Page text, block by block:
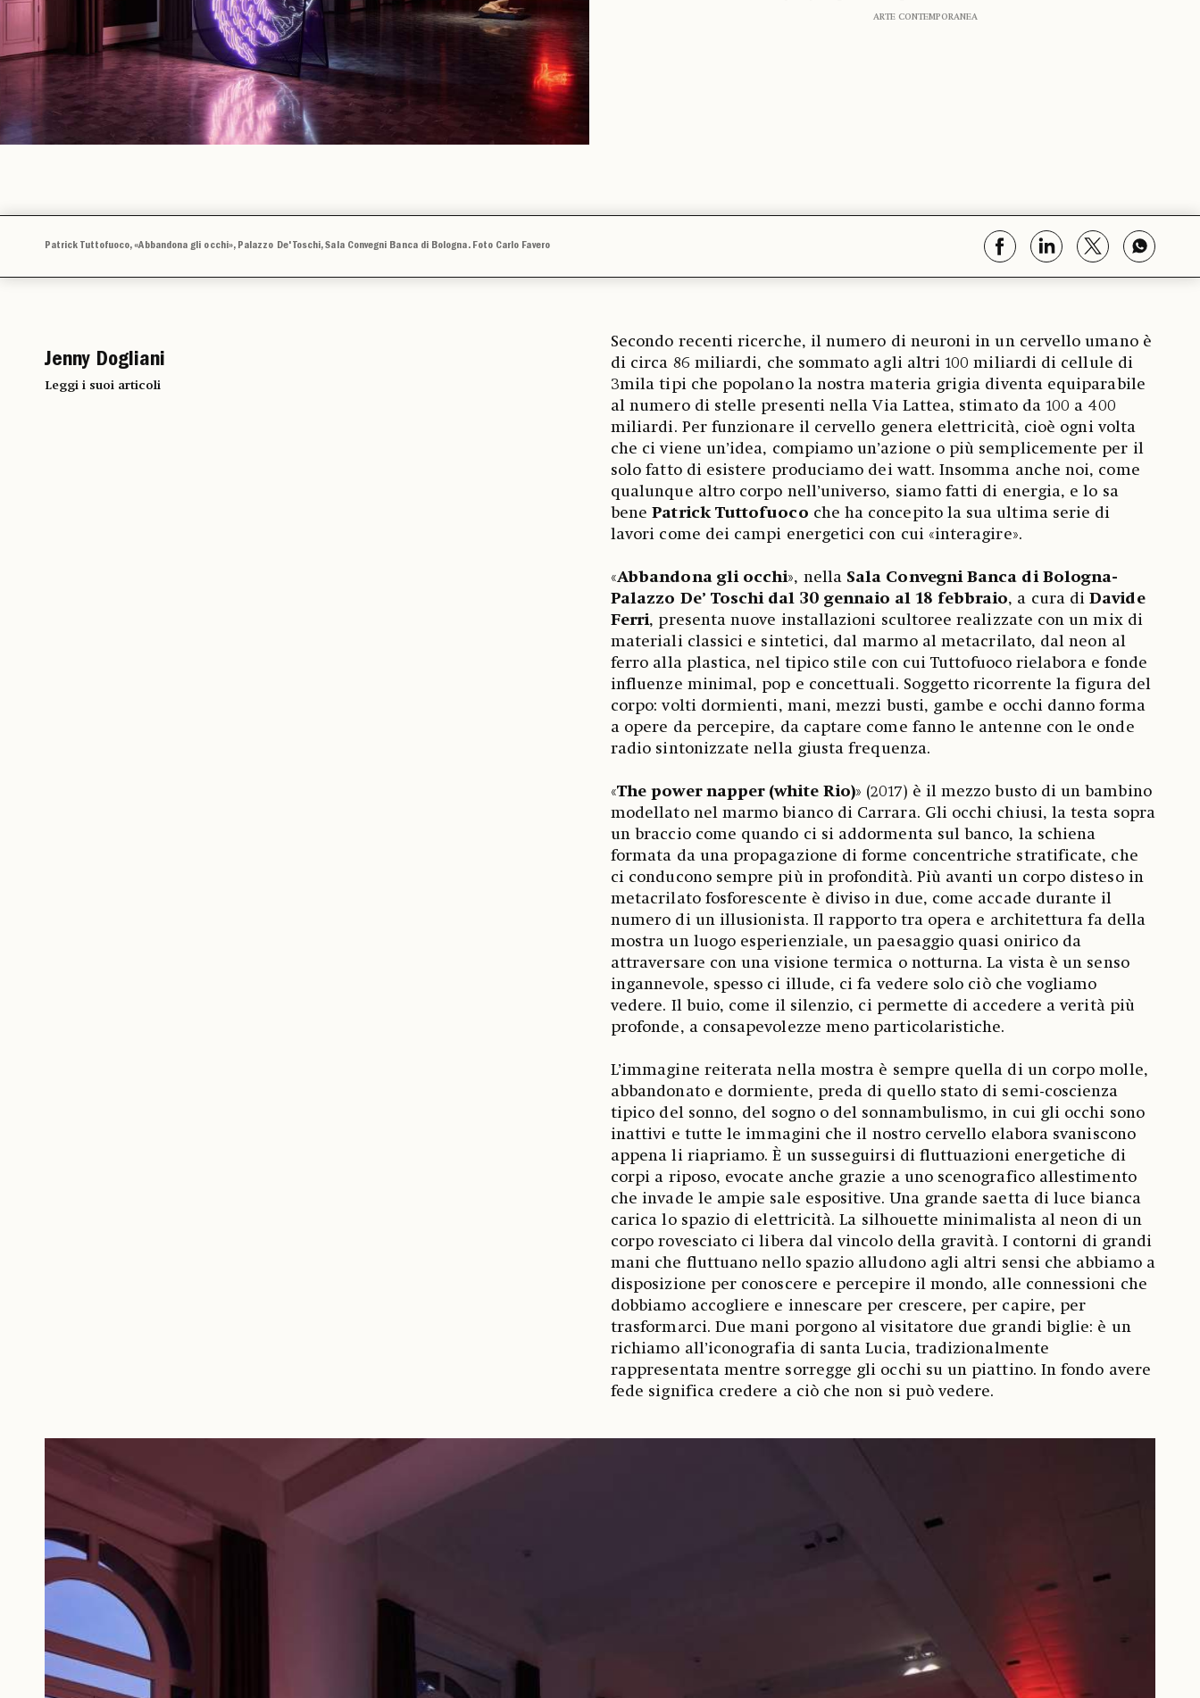
ARTE CONTEMPORANEA
Patrick Tuttofuoco, «Abbandona gli occhi», Palazzo De' Toschi, Sala Convegni Banca di Bologna. Foto Carlo Favero
Jenny Dogliani
Leggi i suoi articoli
Secondo recenti ricerche, il numero di neuroni in un cervello umano è
di circa 86 miliardi, che sommato agli altri 100 miliardi di cellule di
3mila tipi che popolano la nostra materia grigia diventa equiparabile
al numero di stelle presenti nella Via Lattea, stimato da 100 a 400
miliardi. Per funzionare il cervello genera elettricità, cioè ogni volta
che ci viene un’idea, compiamo un’azione o più semplicemente per il
solo fatto di esistere produciamo dei watt. Insomma anche noi, come
qualunque altro corpo nell’universo, siamo fatti di energia, e lo sa
benePatrick Tuttofuoco che ha concepito la sua ultima serie di
lavori come dei campi energetici con cui «interagire».
«Abbandona gli occhi», nella Sala Convegni Banca di Bologna-
Palazzo De’ Toschi dal 30 gennaio al 18 febbraio, a cura diDavide
Ferri, presenta nuove installazioni scultoree realizzate con un mix di
materiali classici e sintetici, dal marmo al metacrilato, dal neon al
ferro alla plastica, nel tipico stile con cui Tuttofuoco rielabora e fonde
influenze minimal, pop e concettuali. Soggetto ricorrente la figura del
corpo: volti dormienti, mani, mezzi busti, gambe e occhi danno forma
a opere da percepire, da captare come fanno le antenne con le onde
radio sintonizzate nella giusta frequenza.
«The power napper (white Rio)» (2017) è il mezzo busto di un bambino
modellato nel marmo bianco di Carrara. Gli occhi chiusi, la testa sopra
un braccio come quando ci si addormenta sul banco, la schiena
formata da una propagazione di forme concentriche stratificate, che
ci conducono sempre più in profondità. Più avanti un corpo disteso in
metacrilato fosforescente è diviso in due, come accade durante il
numero di un illusionista. Il rapporto tra opera e architettura fa della
mostra un luogo esperienziale, un paesaggio quasi onirico da
attraversare con una visione termica o notturna. La vista è un senso
ingannevole, spesso ci illude, ci fa vedere solo ciò che vogliamo
vedere. Il buio, come il silenzio, ci permette di accedere a verità più
profonde, a consapevolezze meno particolaristiche.
L’immagine reiterata nella mostra è sempre quella di un corpo molle,
abbandonato e dormiente, preda di quello stato di semi-coscienza
tipico del sonno, del sogno o del sonnambulismo, in cui gli occhi sono
inattivi e tutte le immagini che il nostro cervello elabora svaniscono
appena li riapriamo. È un susseguirsi di fluttuazioni energetiche di
corpi a riposo, evocate anche grazie a uno scenografico allestimento
che invade le ampie sale espositive. Una grande saetta di luce bianca
carica lo spazio di elettricità. La silhouette minimalista al neon di un
corpo rovesciato ci libera dal vincolo della gravità. I contorni di grandi
mani che fluttuano nello spazio alludono agli altri sensi che abbiamo a
disposizione per conoscere e percepire il mondo, alle connessioni che
dobbiamo accogliere e innescare per crescere, per capire, per
trasformarci. Due mani porgono al visitatore due grandi biglie: è un
richiamo all’iconografia di santa Lucia, tradizionalmente
rappresentata mentre sorregge gli occhi su un piattino. In fondo avere
fede significa credere a ciò che non si può vedere.